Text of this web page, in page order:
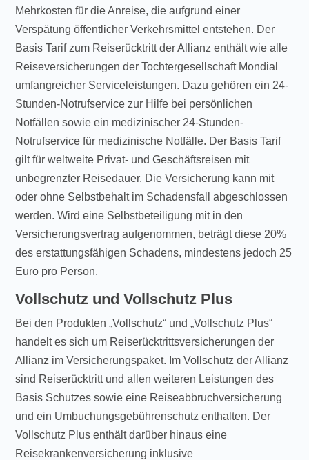
Mehrkosten für die Anreise, die aufgrund einer
Verspätung öffentlicher Verkehrsmittel entstehen. Der
Basis Tarif zum Reiserücktritt der Allianz enthält wie alle
Reiseversicherungen der Tochtergesellschaft Mondial
umfangreicher Serviceleistungen. Dazu gehören ein 24-
Stunden-Notrufservice zur Hilfe bei persönlichen
Notfällen sowie ein medizinischer 24-Stunden-
Notrufservice für medizinische Notfälle. Der Basis Tarif
gilt für weltweite Privat- und Geschäftsreisen mit
unbegrenzter Reisedauer. Die Versicherung kann mit
oder ohne Selbstbehalt im Schadensfall abgeschlossen
werden. Wird eine Selbstbeteiligung mit in den
Versicherungsvertrag aufgenommen, beträgt diese 20%
des erstattungsfähigen Schadens, mindestens jedoch 25
Euro pro Person.
Vollschutz und Vollschutz Plus
Bei den Produkten „Vollschutz“ und „Vollschutz Plus“
handelt es sich um Reiserücktrittsversicherungen der
Allianz im Versicherungspaket. Im Vollschutz der Allianz
sind Reiserücktritt und allen weiteren Leistungen des
Basis Schutzes sowie eine Reiseabbruchversicherung
und ein Umbuchungsgebührenschutz enthalten. Der
Vollschutz Plus enthält darüber hinaus eine
Reisekrankenversicherung inklusive